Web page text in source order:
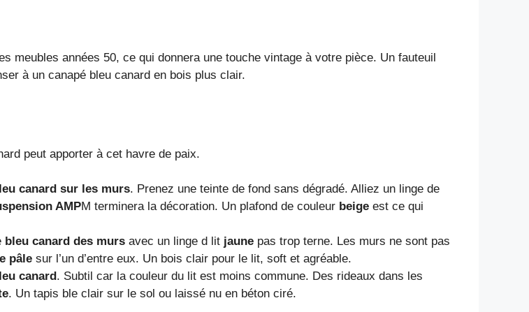
meubles années 50, ce qui donnera une touche vintage à votre pièce. Un fauteuil
à un canapé bleu canard en bois plus clair.
peut apporter à cet havre de paix.
canard sur les murs. Prenez une teinte de fond sans dégradé. Alliez un linge de
AMPM terminera la décoration. Un plafond de couleur beige est ce qui
bleu canard des murs avec un linge d lit jaune pas trop terne. Les murs ne sont pas
pâle sur l’un d’entre eux. Un bois clair pour le lit, soft et agréable.
canard. Subtil car la couleur du lit est moins commune. Des rideaux dans les
. Un tapis ble clair sur le sol ou laissé nu en béton ciré.